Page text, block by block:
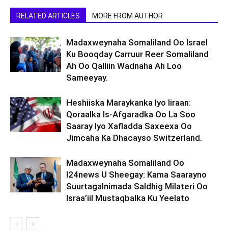
RELATED ARTICLES MORE FROM AUTHOR
Madaxweynaha Somaliland Oo Israel
Ku Booqday Carruur Reer Somaliland
Ah Oo Qalliin Wadnaha Ah Loo
Sameeyay.
Heshiiska Maraykanka Iyo Iiraan:
Qoraalka Is-Afgaradka Oo La Soo
Saaray Iyo Xafladda Saxeexa Oo
Jimcaha Ka Dhacayso Switzerland.
Madaxweynaha Somaliland Oo
I24news U Sheegay: Kama Saarayno
Suurtagalnimada Saldhig Milateri Oo
Israa’iil Mustaqbalka Ku Yeelato